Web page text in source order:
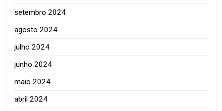
setembro 2024
agosto 2024
julho 2024
junho 2024
maio 2024
abril 2024